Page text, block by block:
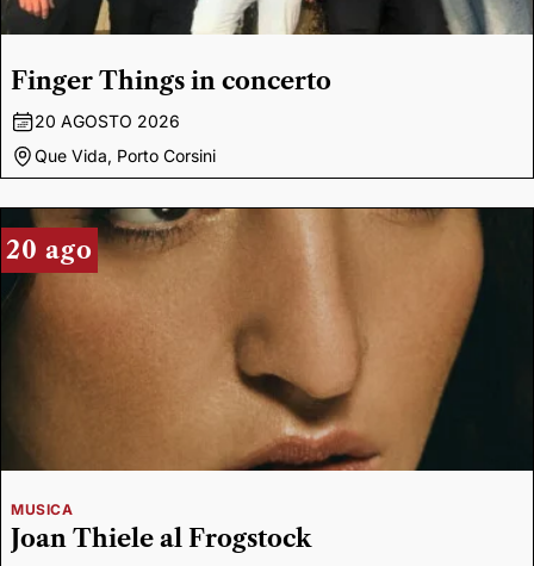
Finger Things in concerto
20 AGOSTO 2026
Que Vida, Porto Corsini
20 ago
MUSICA
Joan Thiele al Frogstock